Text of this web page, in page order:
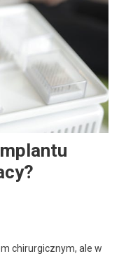
chirurgicznym, ale w